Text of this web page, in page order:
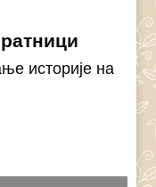
историје на